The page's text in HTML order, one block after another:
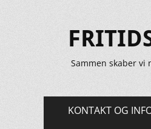
Sammen skaber
Primær
KONTAKT OG